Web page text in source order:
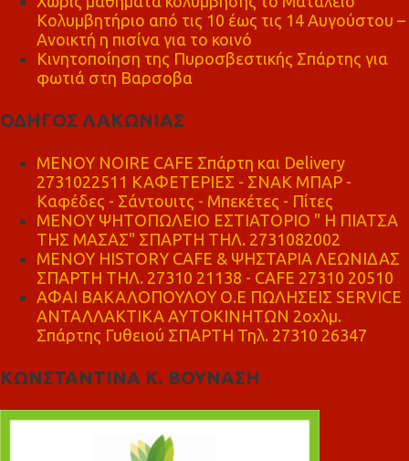
Κολυμβητήριο από τις 10 έως τις 14 Αυγούστου –
Ανοικτή η πισίνα για το κοινό
Κινητοποίηση της Πυροσβεστικής Σπάρτης για
φωτιά στη Βαρσοβα
ΟΔΗΓΟΣ ΛΑΚΩΝΙΑΣ
MENOY NOIRE CAFE Σπάρτη και Delivery
2731022511 ΚΑΦΕΤΕΡΙΕΣ - ΣΝΑΚ ΜΠΑΡ -
Καφέδες - Σάντουιτς - Μπεκέτες - Πίτες
ΜΕΝΟΥ ΨΗΤΟΠΩΛΕΙΟ ΕΣΤΙΑΤΟΡΙΟ " Η ΠΙΑΤΣΑ
ΤΗΣ ΜΑΣΑΣ" ΣΠΑΡΤΗ ΤΗΛ. 2731082002
ΜΕΝΟΥ HISTORY CAFE & ΨΗΣΤΑΡΙΑ ΛΕΩΝΙΔΑΣ
ΣΠΑΡΤΗ ΤΗΛ. 27310 21138 - CAFE 27310 20510
ΑΦΑΙ ΒΑΚΑΛΟΠΟΥΛΟΥ Ο.Ε ΠΩΛΗΣΕΙΣ SERVICE
ΑΝΤΑΛΛΑΚΤΙΚΑ ΑΥΤΟΚΙΝΗΤΩΝ 2οχλμ.
Σπάρτης Γυθειού ΣΠΑΡΤΗ Τηλ. 27310 26347
ΚΩΝΣΤΑΝΤΙΝΑ Κ. ΒΟΥΝΑΣΗ